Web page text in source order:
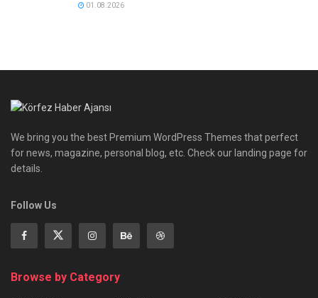
01.08.2026
We bring you the best Premium WordPress Themes that perfect
for news, magazine, personal blog, etc. Check our landing page for
details.
Follow Us
Browse by Category